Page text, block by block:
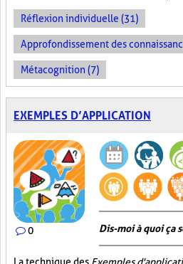
Réflexion individuelle (31)
Approfondissement des
Métacognition (7)
EXEMPLES D’APPLICATION
0 Dis-moi à quoi ça